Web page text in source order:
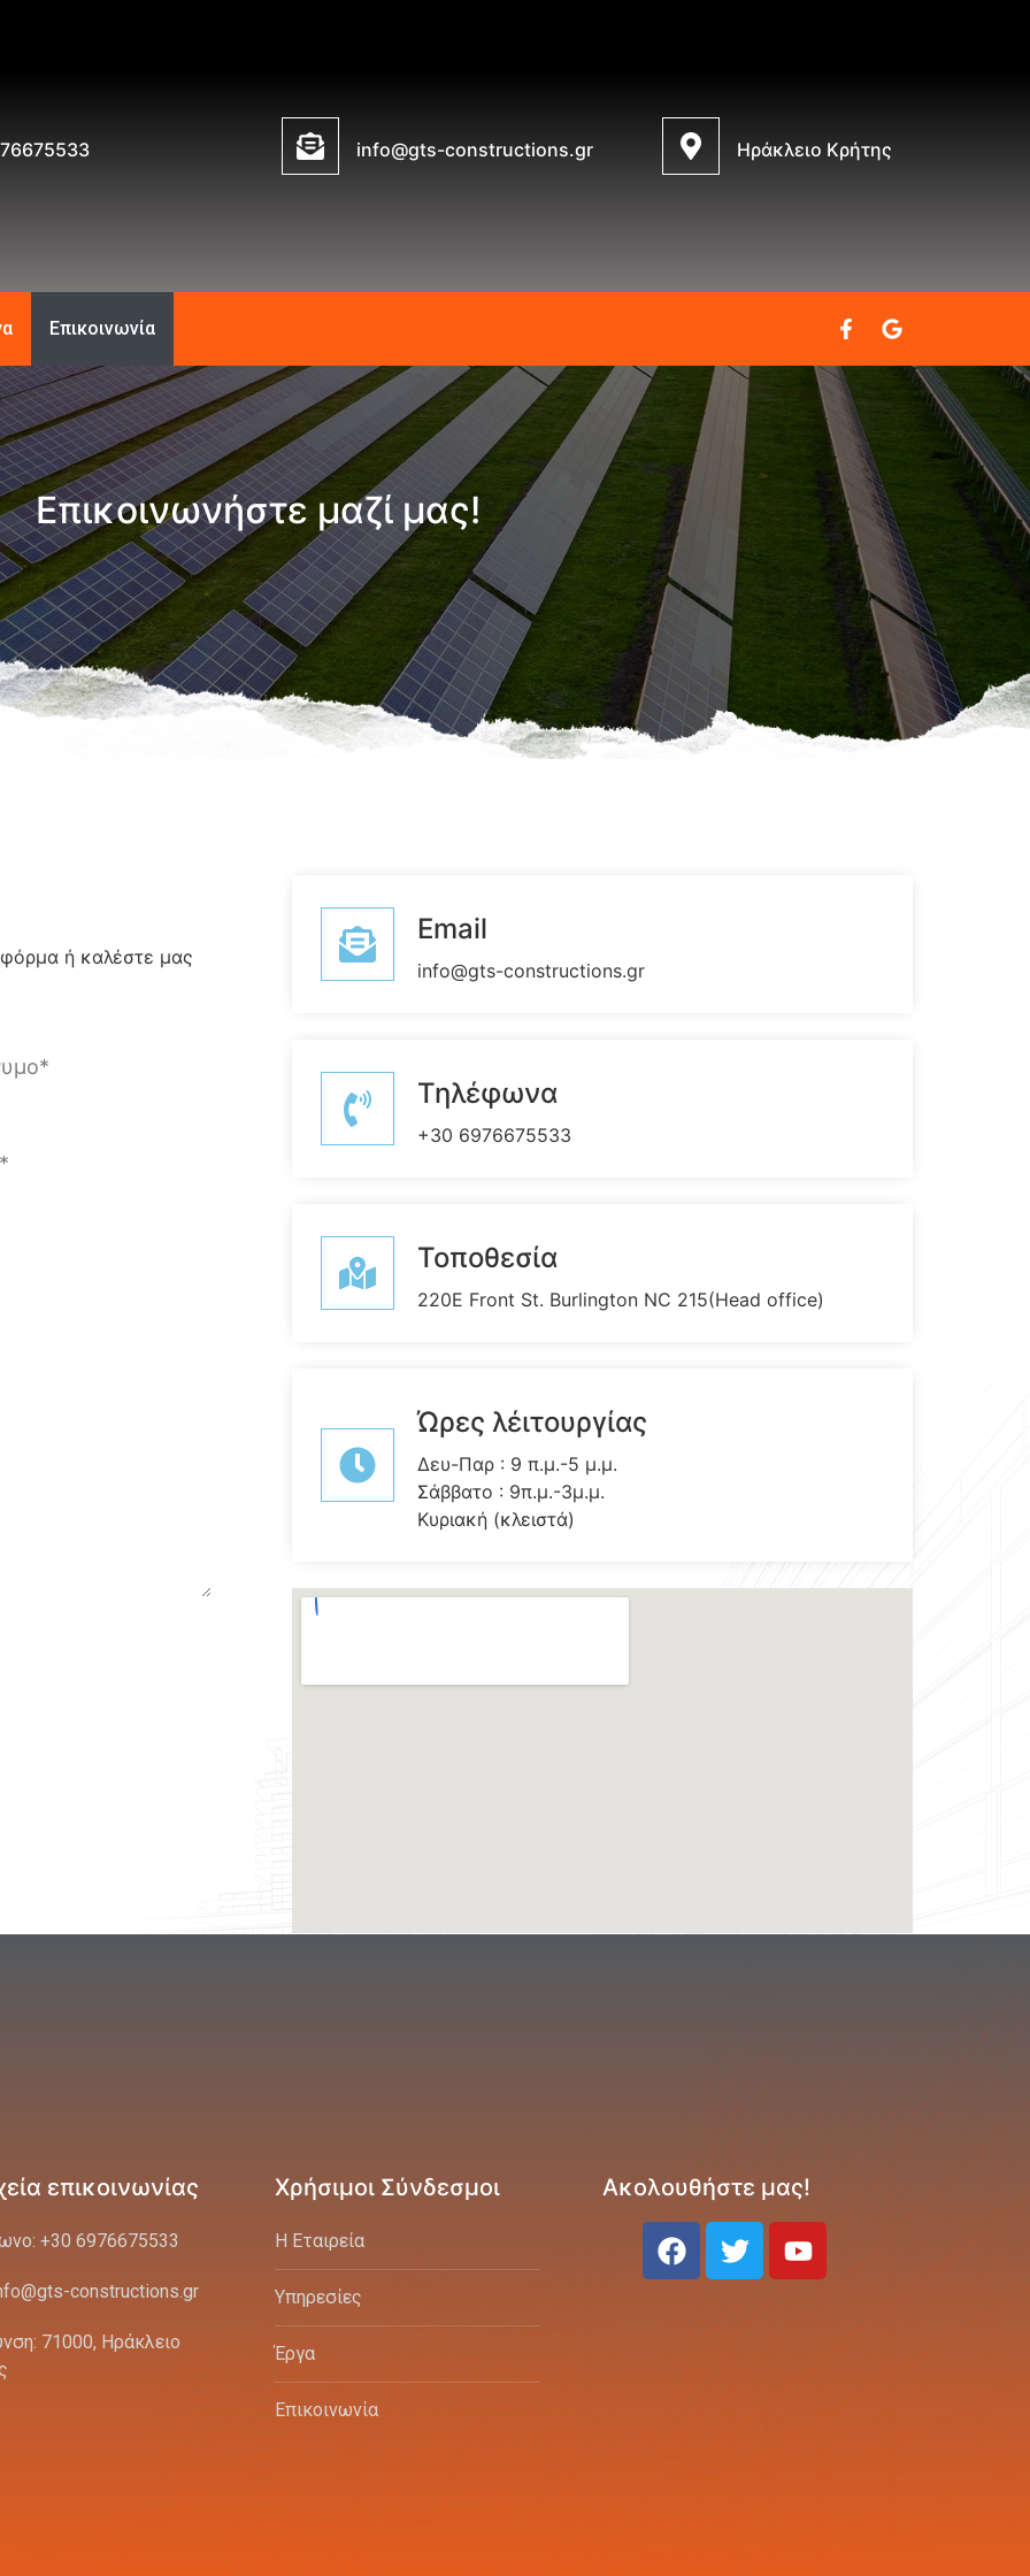
info@gts-constructions.gr Ηράκλειο Κρήτης
Επικοινωνία
Επικοινωνήστε μαζί μας!
ή καλέστε μας
Email
info@gts-constructions.gr
Τηλέφωνα
+30 6976675533
Τοποθεσία
220E Front St. Burlington NC 215(Head office)
Ώρες λέιτουργίας
Δευ-Παρ : 9 π.μ.-5 μ.μ.
Σάββατο : 9π.μ.-3μ.μ.
Κυριακή (κλειστά)
επικοινωνίας
+30 6976675533
constructions.gr
71000, Ηράκλειο
Χρήσιμοι Σύνδεσμοι
Η Εταιρεία
Υπηρεσίες
Έργα
Επικοινωνία
Ακολουθήστε μας!